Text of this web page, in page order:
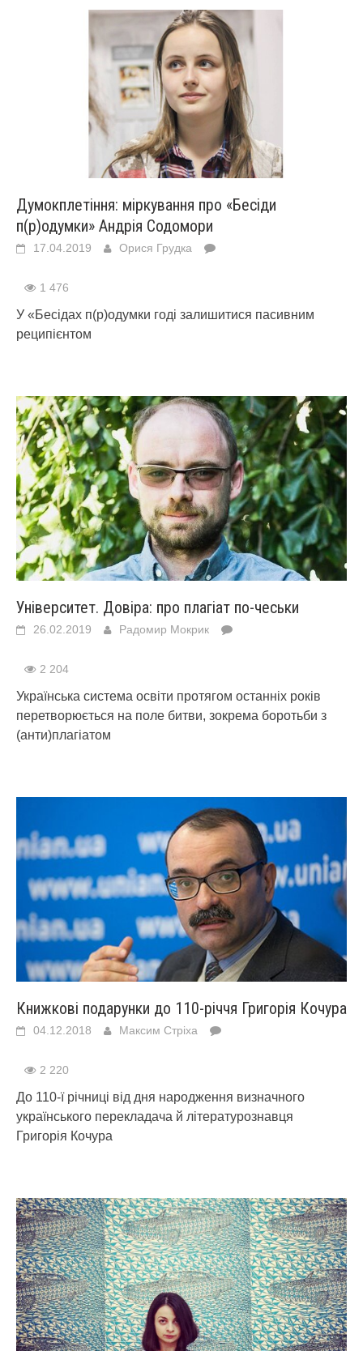
Думокплетіння: міркування про «Бесіди
п(р)одумки» Андрія Содомори
17.04.2019 Орися Грудка
1 476
У «Бесідах п(р)одумки годі залишитися пасивним
реципієнтом
Університет. Довіра: про плагіат по-чеськи
26.02.2019 Радомир Мокрик
2 204
Українська система освіти протягом останніх років
перетворюється на поле битви, зокрема боротьби з
(анти)плагіатом
Книжкові подарунки до 110-річчя Григорія Кочура
04.12.2018 Максим Стріха
2 220
До 110-ї річниці від дня народження визначного
українського перекладача й літературознавця
Григорія Кочура